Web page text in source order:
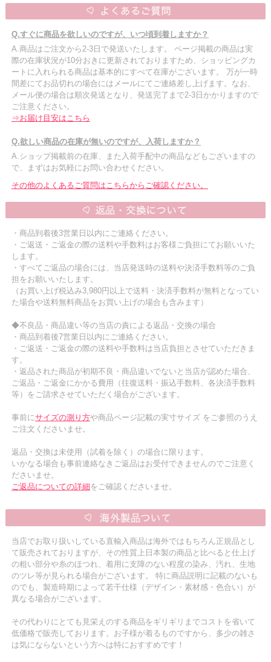
Q.すぐに商品を欲しいのですが、いつ頃到着しますか？
A.商品はご注文から2-3日で発送いたします。 ページ掲載の商品は実
際の在庫状況が10分おきに更新されておりますため、ショッピングカ
ートに入れられる商品は基本的にすべて在庫がございます。 万が一時
間差にてお品切れの場合にはメールにてご連絡差し上げます。なお、
メール便の場合は順次発送となり、発送完了まで2-3日かかりますので
ご注意ください。
⇒お届け目安はこちら
Q.欲しい商品の在庫が無いのですが、入荷しますか？
A.ショップ掲載前の在庫、また入荷手配中の商品などもございますの
で、まずはお気軽にお問い合わせください。
その他のよくあるご質問はこちらからご確認ください。
・商品到着後3営業日以内にご連絡ください。
・ご返送・ご返金の際の送料や手数料はお客様ご負担にてお願いいた
します。
・すべてご返品の場合には、当店発送時の送料や決済手数料等のご負
担をお願いいたします。
（お買い上げ税込み3,980円以上で送料・決済手数料が無料となってい
た場合や送料無料商品をお買い上げの場合も含みます）
◆不良品・商品違い等の当店の責による返品・交換の場合
・商品到着後7営業日以内にご連絡ください。
・ご返送・ご返金の際の送料や手数料は当店負担とさせていただきま
す。
・返品された商品が初期不良・商品違いでないと当店が認めた場合、
ご返品・ご返金にかかる費用（往復送料・振込手数料、各決済手数料
等）をご請求させていただく場合がございます。
事前にサイズの測り方や商品ページ記載の実寸サイズ をご参照のうえ
ご注文くださいませ。
返品・交換は未使用（試着を除く）の場合に限ります。
いかなる場合も事前連絡なきご返品はお受付できませんのでご注意く
ださいませ。
ご返品についての詳細をご確認くださいませ。
当店でお取り扱いしている直輸入商品は海外ではもちろん正規品とし
て販売されておりますが、その性質上日本製の商品と比べると仕上げ
の粗い部分や糸のほつれ、着用に支障のない程度の染み、汚れ、生地
のツレ等が見られる場合がございます。 特に商品説明に記載のないも
のでも、製造時期によって若干仕様（デザイン・素材感・色合い）が
異なる場合がございます。
その代わりにとても見栄えのする商品をギリギリまでコストを省いて
低価格で販売しております。お子様が着るものですから、多少の雑さ
は気にならないという方へは特におすすめです！